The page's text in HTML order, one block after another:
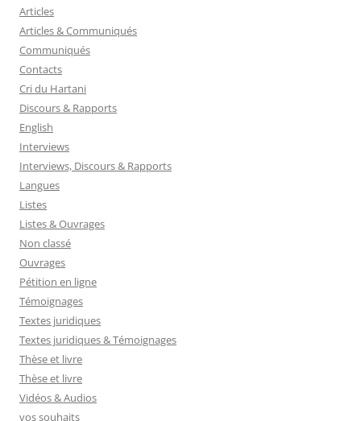
Articles
Articles & Communiqués
Communiqués
Contacts
Cri du Hartani
Discours & Rapports
English
Interviews
Interviews, Discours & Rapports
Langues
Listes
Listes & Ouvrages
Non classé
Ouvrages
Pétition en ligne
Témoignages
Textes juridiques
Textes juridiques & Témoignages
Thèse et livre
Thèse et livre
Vidéos & Audios
vos souhaits